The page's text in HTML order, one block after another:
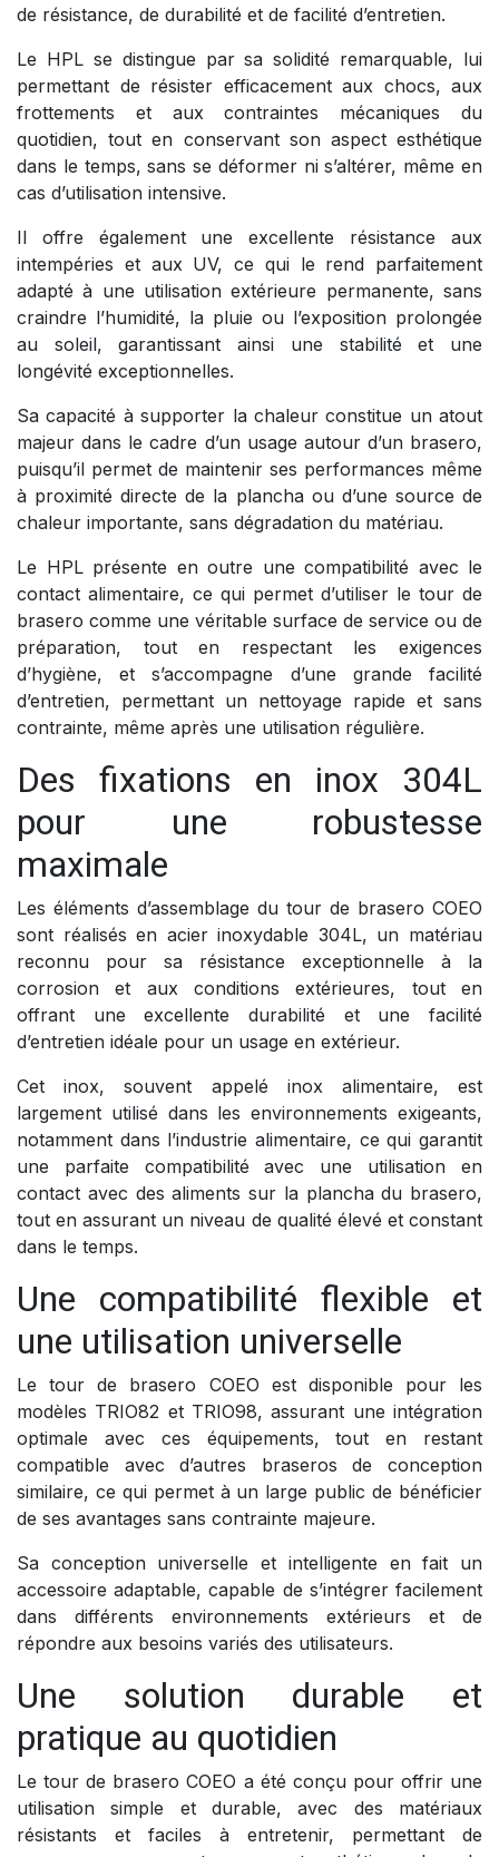
de résistance, de durabilité et de facilité d’entretien.
Le HPL se distingue par sa solidité remarquable, lui
permettant de résister efficacement aux chocs, aux
frottements et aux contraintes mécaniques du
quotidien, tout en conservant son aspect esthétique
dans le temps, sans se déformer ni s’altérer, même en
cas d’utilisation intensive.
Il offre également une excellente résistance aux
intempéries et aux UV, ce qui le rend parfaitement
adapté à une utilisation extérieure permanente, sans
craindre l’humidité, la pluie ou l’exposition prolongée
au soleil, garantissant ainsi une stabilité et une
longévité exceptionnelles.
Sa capacité à supporter la chaleur constitue un atout
majeur dans le cadre d’un usage autour d’un brasero,
puisqu’il permet de maintenir ses performances même
à proximité directe de la plancha ou d’une source de
chaleur importante, sans dégradation du matériau.
Le HPL présente en outre une compatibilité avec le
contact alimentaire, ce qui permet d’utiliser le tour de
brasero comme une véritable surface de service ou de
préparation, tout en respectant les exigences
d’hygiène, et s’accompagne d’une grande facilité
d’entretien, permettant un nettoyage rapide et sans
contrainte, même après une utilisation régulière.
Des fixations en inox 304L
pour une robustesse
maximale
Les éléments d’assemblage du tour de brasero COEO
sont réalisés en acier inoxydable 304L, un matériau
reconnu pour sa résistance exceptionnelle à la
corrosion et aux conditions extérieures, tout en
offrant une excellente durabilité et une facilité
d’entretien idéale pour un usage en extérieur.
Cet inox, souvent appelé inox alimentaire, est
largement utilisé dans les environnements exigeants,
notamment dans l’industrie alimentaire, ce qui garantit
une parfaite compatibilité avec une utilisation en
contact avec des aliments sur la plancha du brasero,
tout en assurant un niveau de qualité élevé et constant
dans le temps.
Une compatibilité flexible et
une utilisation universelle
Le tour de brasero COEO est disponible pour les
modèles TRIO82 et TRIO98, assurant une intégration
optimale avec ces équipements, tout en restant
compatible avec d’autres braseros de conception
similaire, ce qui permet à un large public de bénéficier
de ses avantages sans contrainte majeure.
Sa conception universelle et intelligente en fait un
accessoire adaptable, capable de s’intégrer facilement
dans différents environnements extérieurs et de
répondre aux besoins variés des utilisateurs.
Une solution durable et
pratique au quotidien
Le tour de brasero COEO a été conçu pour offrir une
utilisation simple et durable, avec des matériaux
résistants et faciles à entretenir, permettant de